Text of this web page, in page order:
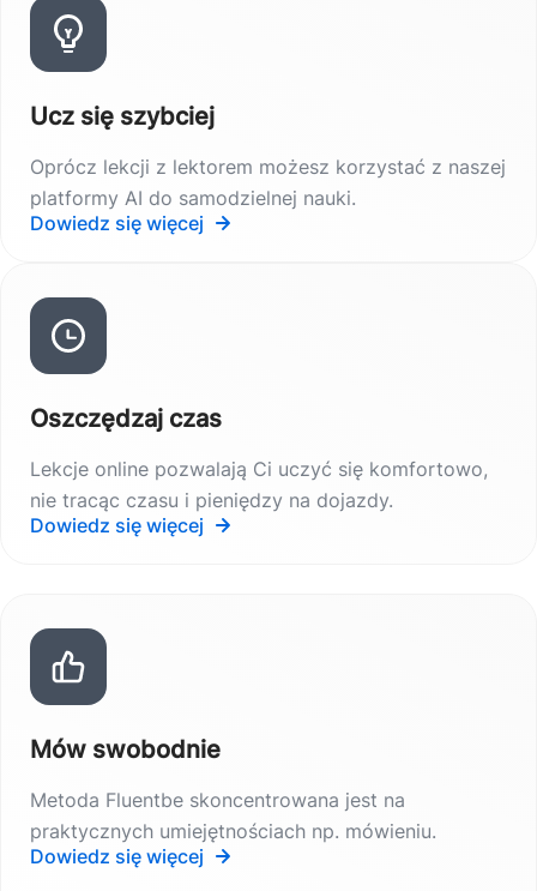
Ucz się szybciej
Oprócz lekcji z lektorem możesz korzystać z naszej
platformy AI do samodzielnej nauki.
Dowiedz się więcej
Oszczędzaj czas
Lekcje online pozwalają Ci uczyć się komfortowo,
nie tracąc czasu i pieniędzy na dojazdy.
Dowiedz się więcej
Mów swobodnie
Metoda Fluentbe skoncentrowana jest na
praktycznych umiejętnościach np. mówieniu.
Dowiedz się więcej